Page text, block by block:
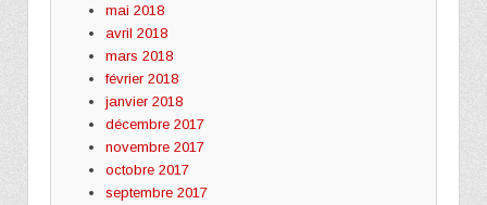
mai 2018
avril 2018
mars 2018
février 2018
janvier 2018
décembre 2017
novembre 2017
octobre 2017
septembre 2017